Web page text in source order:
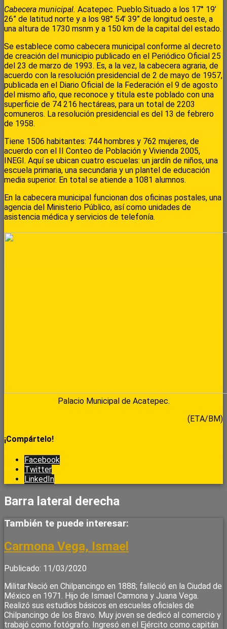
Cabecera municipal. Acatepec. Pueblo.Situado a los 17° 19’
26” de latitud norte y a los 98° 54’ 39” de longitud oeste, a
una altura de 1730 msnm y a 150 km de la capital del estado.
Se establece como cabecera municipal conforme al decreto
de creación del municipio publicado en el Periódico Oficial 25
del 23 de marzo de 1993. Es, a la vez, la cabecera agraria, de
acuerdo con la resolución presidencial de 2 de mayo de 1957,
publicada en el Diario Oficial de la Federación el 9 de agosto
del mismo año, que reconoce y titula este poblado con una
superficie de 74 216 hectáreas, para un total de 2203
comuneros. La resolución presidencial es del 13 de febrero
de 1958.
Tiene 1506 habitantes: 744 hombres y 762 mujeres, de
acuerdo con el II Conteo de Población y Vivienda 2005,
INEGI. Aquí se ubican cuatro escuelas: un jardín de niños, una
escuela primaria, una secundaria y un plantel de educación
media superior. En total se atiende a 1081 alumnos.
En la cabecera municipal funcionan dos oficinas postales, una
agencia del Ministerio Público, así como unidades de
asistencia médica y servicios de telefonía.
Palacio Municipal de Acatepec.
(ETA/BM)
¡Compártelo!
Facebook
Twitter
LinkedIn
Barra lateral derecha
También te puede interesar:
Carmona Vega, Ismael
Publicado: 11/03/2020
Militar.Nació en Chilpancingo en 1888; falleció en la Ciudad de
México en 1971. Hijo de Ismael Carmona y Juana Vega.
Realizó sus estudios básicos en escuelas oficiales de
Chilpancingo de los Bravo. Muy joven se dedicó al comercio y
trabajó como fotógrafo. Ingresó en el Ejército como capitán